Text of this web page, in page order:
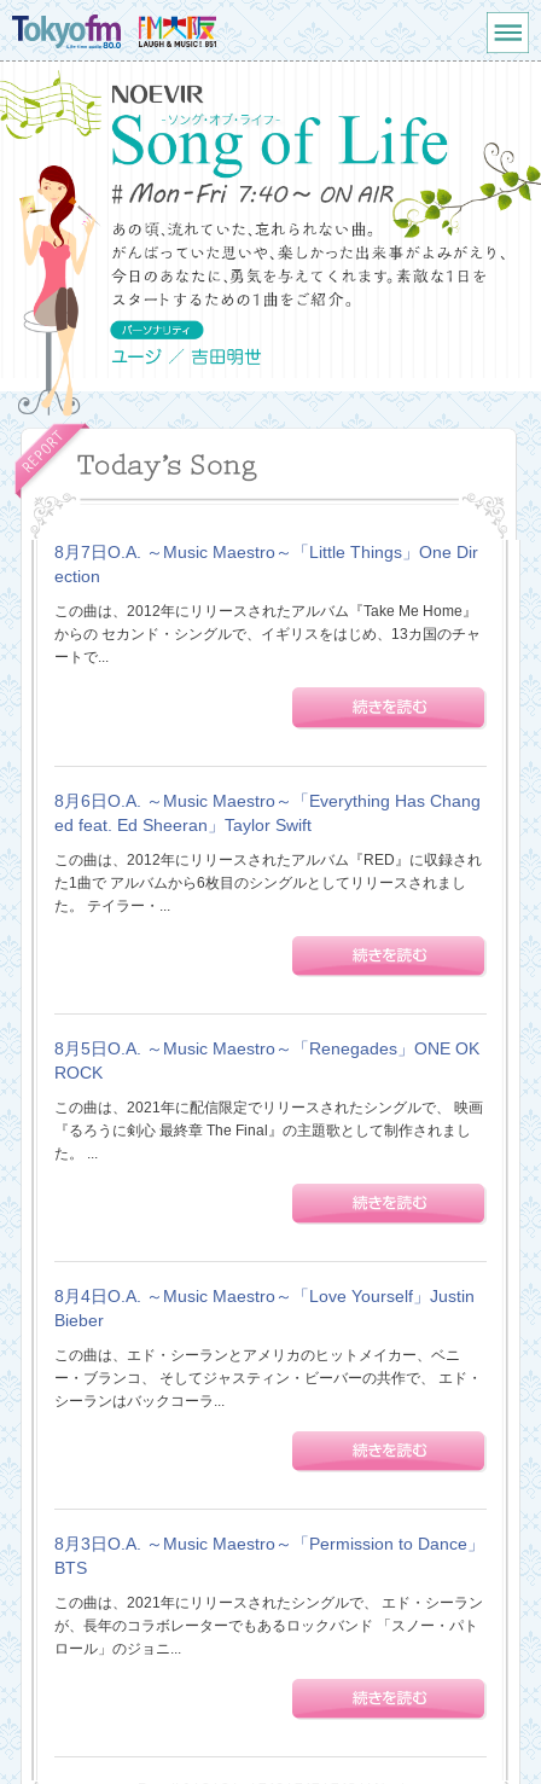
8月7日O.A. ～Music Maestro～「Little Things」One Dir
ection
この曲は、2012年にリリースされたアルバム『Take Me Home』
からの セカンド・シングルで、イギリスをはじめ、13カ国のチャ
ートで...
8月6日O.A. ～Music Maestro～「Everything Has Chang
ed feat. Ed Sheeran」Taylor Swift
この曲は、2012年にリリースされたアルバム『RED』に収録され
た1曲で アルバムから6枚目のシングルとしてリリースされまし
た。 テイラー・...
8月5日O.A. ～Music Maestro～「Renegades」ONE OK
ROCK
この曲は、2021年に配信限定でリリースされたシングルで、 映画
『るろうに剣心 最終章 The Final』の主題歌として制作されまし
た。 ...
8月4日O.A. ～Music Maestro～「Love Yourself」Justin
Bieber
この曲は、エド・シーランとアメリカのヒットメイカー、ベニ
ー・ブランコ、 そしてジャスティン・ビーバーの共作で、 エド・
シーランはバックコーラ...
8月3日O.A. ～Music Maestro～「Permission to Dance」
BTS
この曲は、2021年にリリースされたシングルで、 エド・シーラン
が、長年のコラボレーターでもあるロックバンド 「スノー・パト
ロール」のジョニ...